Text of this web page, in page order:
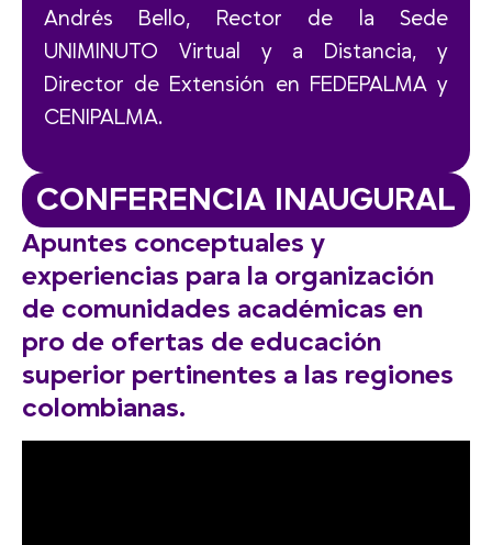
Andrés Bello, Rector de la Sede
UNIMINUTO Virtual y a Distancia, y
Director de Extensión en FEDEPALMA y
CENIPALMA.
CONFERENCIA INAUGURAL
Apuntes conceptuales y
experiencias para la organización
de comunidades académicas en
pro de ofertas de educación
superior pertinentes a las regiones
colombianas.